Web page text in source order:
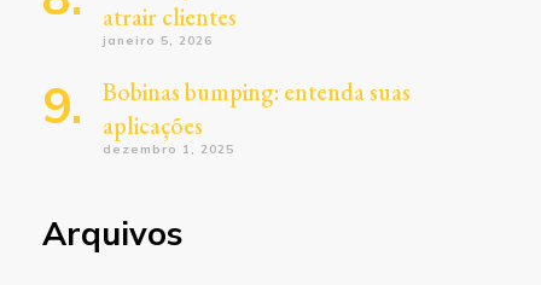
atrair clientes
janeiro 5, 2026
Bobinas bumping: entenda suas
aplicações
dezembro 1, 2025
Arquivos